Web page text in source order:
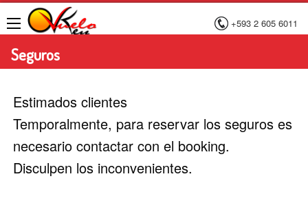
Menú +593 2 605 6011
Seguros
Estimados clientes
Temporalmente, para reservar los seguros es
necesario contactar con el booking.
Disculpen los inconvenientes.